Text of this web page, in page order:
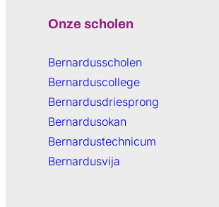
Onze scholen
Bernardusscholen
Bernarduscollege
Bernardusdriesprong
Bernardusokan
Bernardustechnicum
Bernardusvija